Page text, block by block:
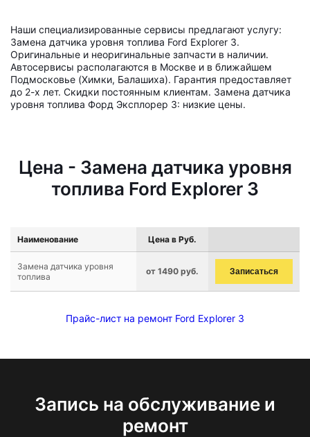
Наши специализированные сервисы предлагают услугу:
Замена датчика уровня топлива Ford Explorer 3.
Оригинальные и неоригинальные запчасти в наличии.
Автосервисы располагаются в Москве и в ближайшем
Подмосковье (Химки, Балашиха). Гарантия предоставляет
до 2-х лет. Скидки постоянным клиентам. Замена датчика
уровня топлива Форд Эксплорер 3: низкие цены.
Цена - Замена датчика уровня
топлива Ford Explorer 3
Наименование Цена в Руб.
Замена датчика уровня
топлива
от 1490 руб. Записаться
Прайс-лист на ремонт Ford Explorer 3
Запись на обслуживание и
ремонт